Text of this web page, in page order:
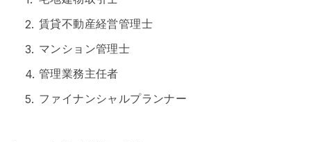
賃貸不動産経営管理士
マンション管理士
管理業務主任者
ファイナンシャルプランナー